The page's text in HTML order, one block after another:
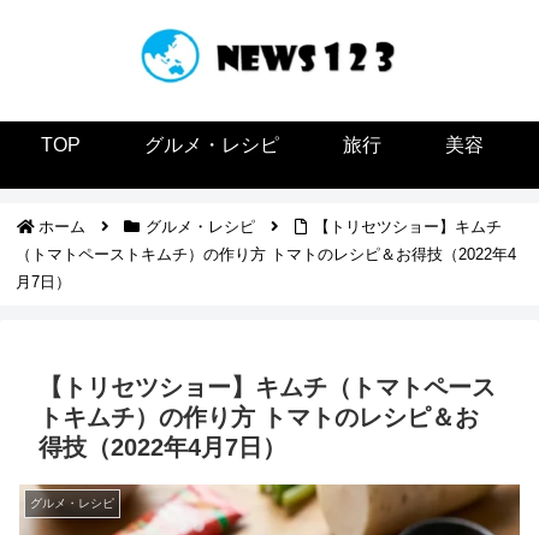
TOP グルメ・レシピ 旅行 美容
ホーム グルメ・レシピ
【トリセツショー】キムチ
（トマトペーストキムチ）の作り方 トマトのレシピ＆お得技（2022年4
月7日）
【トリセツショー】キムチ（トマトペース
トキムチ）の作り方 トマトのレシピ＆お
得技（2022年4月7日）
グルメ・レシピ